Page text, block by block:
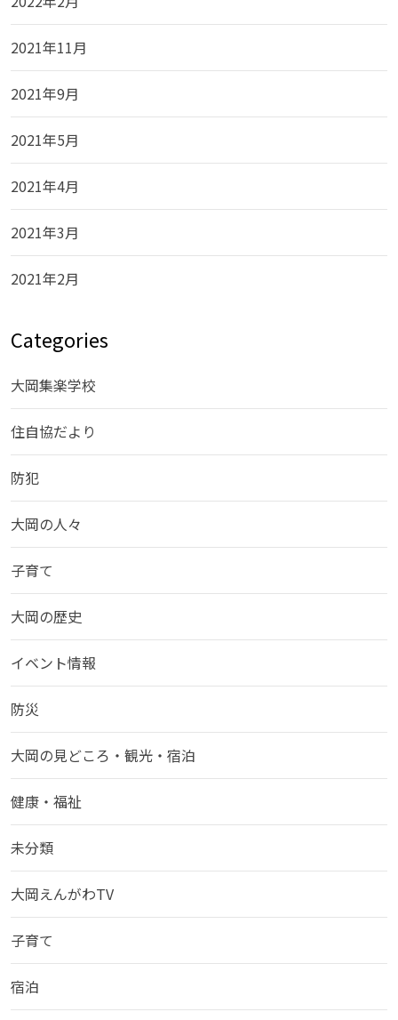
2021年11月
2021年9月
2021年5月
2021年4月
2021年3月
2021年2月
Categories
大岡集楽学校
住自協だより
防犯
大岡の人々
子育て
大岡の歴史
イベント情報
防災
大岡の見どころ・観光・宿泊
健康・福祉
未分類
大岡えんがわTV
子育て
宿泊